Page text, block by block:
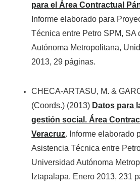
para el Área Contractual
Informe elaborado para
Técnica entre Petro SPM, SA
Autónoma Metropolitana,
2013, 29 páginas.
CHECA-ARTASU, M. &
(Coords.) (2013) Datos para
gestión social. Área
Veracruz. Informe elaborado
Asistencia Técnica entre
Universidad Autónoma
Iztapalapa. Enero 2013, 231